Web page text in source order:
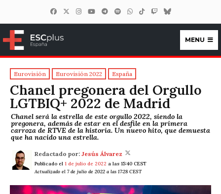
ESCplus España
MENU
Eurovisión Eurovisión 2022 España
Chanel pregonera del Orgullo
LGTBIQ+ 2022 de Madrid
Chanel será la estrella de este orgullo 2022, siendo la
pregonera, además de estar en el desfile en la primera
carroza de RTVE de la historia. Un nuevo hito, que demuesta
que ha nacido una estrella.
Redactado por: Jesús Álvarez
Publicado el 1 de julio de 2022 a las 15:40 CEST
Actualizado el 7 de julio de 2022 a las 17:28 CEST